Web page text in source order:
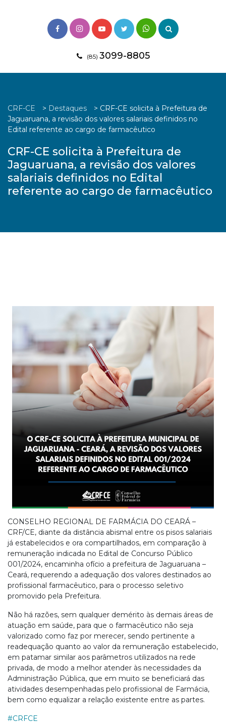
(85) 3099-8805
CRF-CE > Destaques > CRF-CE solicita à Prefeitura de
Jaguaruana, a revisão dos valores salariais definidos no
Edital referente ao cargo de farmacêutico
CRF-CE solicita à Prefeitura de
Jaguaruana, a revisão dos valores
salariais definidos no Edital
referente ao cargo de farmacêutico
CONSELHO REGIONAL DE FARMÁCIA DO CEARÁ –
CRF/CE, diante da distância abismal entre os pisos salariais
já estabelecidos e ora compartilhados, em comparação à
remuneração indicada no Edital de Concurso Público
001/2024, encaminha ofício a prefeitura de Jaguaruana –
Ceará, requerendo a adequação dos valores destinados ao
profissional farmacêutico, para o processo seletivo
promovido pela Prefeitura.
Não há razões, sem qualquer demérito às demais áreas de
atuação em saúde, para que o farmacêutico não seja
valorizado como faz por merecer, sendo pertinente a
readequação quanto ao valor da remuneração estabelecido,
em patamar similar aos parâmetros utilizados na rede
privada, de modo a melhor atender às necessidades da
Administração Pública, que em muito se beneficiará das
atividades desempenhadas pelo profissional de Farmácia,
bem como equalizar a relação existente entre as partes.
#CRFCE